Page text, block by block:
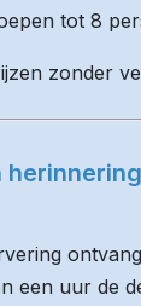
tot 8
zonder
een uur de